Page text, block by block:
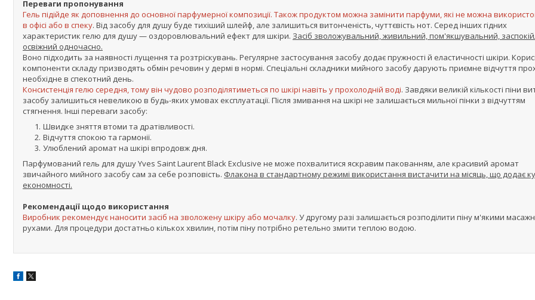
Переваги пропонування
Гель підійде як доповнення до основної парфумерної композиції. Також продуктом можна замінити парфуми, які не можна
в офісі або в спеку. Від засобу для душу буде тихіший шлейф, але залишиться витонченість, чуттєвість нот. Серед інших гідних
характеристик гелю для душу — оздоровлювальний ефект для шкіри. Засіб зволожувальний, живильний, пом'якшувальний,
освіжний одночасно.
Воно підходить за наявності лущення та розтріскувань. Регулярне застосування засобу додає пружності й еластичності шкіри.
компоненти складу призводять обмін речовин у дермі в нормі. Спеціальні складники мийного засобу дарують приємне відчуття
необхідне в спекотний день.
Консистенція гелю середня, тому він чудово розподілятиметься по шкірі навіть у прохолодній воді. Завдяки великій кількості піни
засобу залишиться невеликою в будь-яких умовах експлуатації. Після змивання на шкірі не залишається мильної пінки з відчуттям
стягнення. Інші переваги засобу:
Швидке зняття втоми та дратівливості.
Відчуття спокою та гармонії.
Улюблений аромат на шкірі впродовж дня.
Парфумований гель для душу Yves Saint Laurent Black Exclusive не може похвалитися яскравим пакованням, але красивий аромат
звичайного мийного засобу сам за себе розповість. Флакона в стандартному режимі використання вистачити на місяць, що додає
економності.
Рекомендації щодо використання
Виробник рекомендує наносити засіб на зволожену шкіру або мочалку. У другому разі залишається розподілити піну м'якими
рухами. Для процедури достатньо кількох хвилин, потім піну потрібно ретельно змити теплою водою.